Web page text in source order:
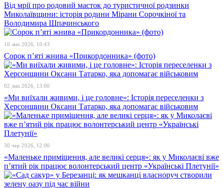
Від мрії про родовий маєток до туристичної родзинки
Миколаївщини: історія родини Мірани Сорочкіної та
Володимира Шпачинського
10 лип 2026, 10:43
Сорок п’яті жнива «Прикордонника» (фото)
02 лип 2026, 13:00
«Ми виїхали живими, і це головне»: Історія переселенки з
Херсонщини Оксани Татарко, яка допомагає військовим
30 чер 2026, 12:00
«Маленьке приміщення, але великі серця»: як у Миколаєві вже
п’ятий рік працює волонтерський центр «Українські Плетунії»